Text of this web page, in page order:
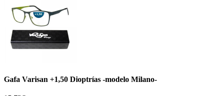
Gafa Varisan +1,50 Dioptrías -modelo Milano-